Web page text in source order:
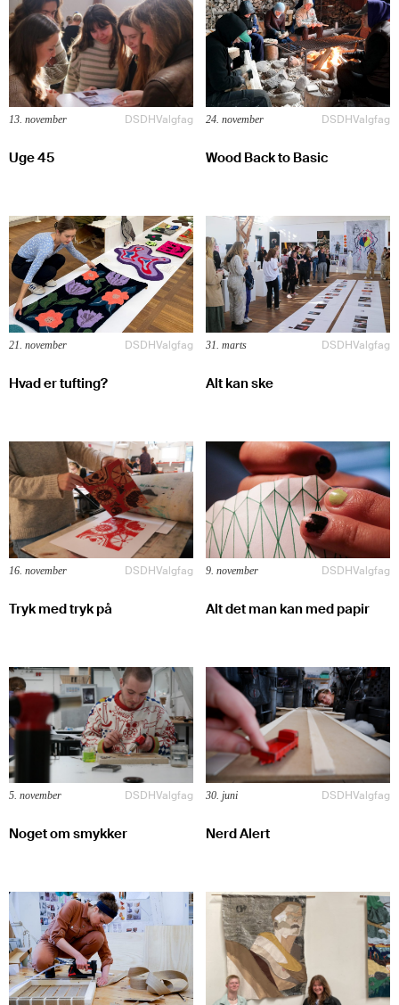
13. november DSDHValgfag
Uge 45
24. november DSDHValgfag
Wood Back to Basic
21. november DSDHValgfag
Hvad er tufting?
31. marts DSDHValgfag
Alt kan ske
16. november DSDHValgfag
Tryk med tryk på
9. november DSDHValgfag
Alt det man kan med papir
5. november DSDHValgfag
Noget om smykker
30. juni DSDHValgfag
Nerd Alert